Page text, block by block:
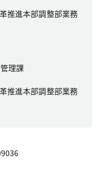
推進本部調整部業務
理課
推進本部調整部業務